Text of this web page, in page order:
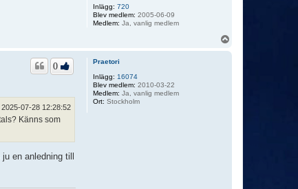
Inlägg: 720
Blev medlem: 2005-06-09
Medlem: Ja, vanlig medlem
Praetori
Inlägg: 16074
Blev medlem: 2010-03-22
Medlem: Ja, vanlig medlem
Ort: Stockholm
0
2025-07-28 12:28:52
Känns som
en anledning till